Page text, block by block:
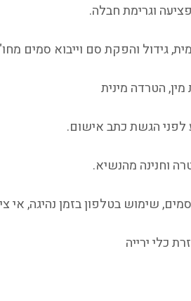
וגרימת חבלה.
גידול והפקת סם וייבוא סמים
הטרדה מינית
לפני הגשת כתב אישום.
וחנינה מהנשיא.
שימוש בטלפון בזמן נהיגה, אי
כלי ירייה